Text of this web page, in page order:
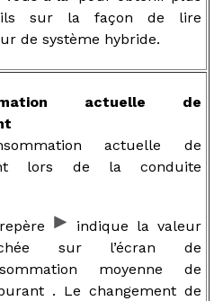
sur la façon de lire
de système hybride.
actuelle de
actuelle de
lors de la conduite
indique la valeur
sur l’écran de
moyenne de
. Le changement de